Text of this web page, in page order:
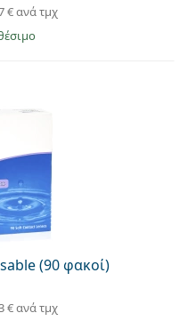
€ανά τμχ
(90 φακοί)
€ανά τμχ